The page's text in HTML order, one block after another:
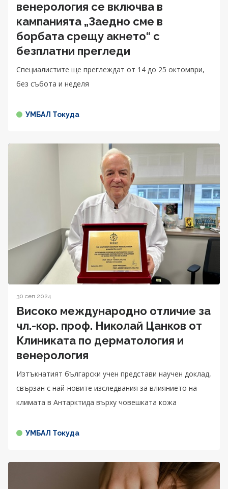
венерология се включва в
кампанията „Заедно сме в
борбата срещу акнето“ с
безплатни прегледи
Специалистите ще преглеждат от 14 до 25 октомври,
без събота и неделя
УМБАЛ Токуда
30 сеп 2024
Високо международно отличие за
чл.-кор. проф. Николай Цанков от
Клиниката по дерматология и
венерология
Изтъкнатият български учен представи научен доклад,
свързан с най-новите изследвания за влиянието на
климата в Антарктида върху човешката кожа
УМБАЛ Токуда